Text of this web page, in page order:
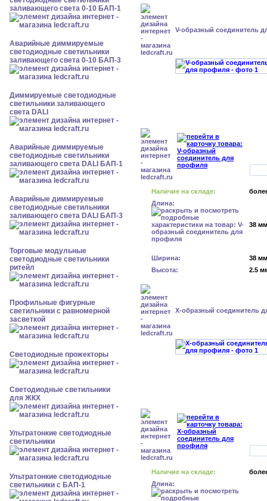
заливающего света 0-10 БАП-1
Аварийные диммируемые
светодиодные светильники
заливающего света 0-10 БАП-3
Диммируемые светодиодные
светильники заливающего
света DALI
Аварийные диммируемые
светодиодные светильники
заливающего света DALI БАП-1
Аварийные диммируемые
светодиодные светильники
заливающего света DALI БАП-3
Торговые модульные
светодиодные светильники
ритейл
Профильные фигурные
светильники с равномерной
засветкой
Светодиодные прожекторы
Светодиодные светильники
для ЖКХ
Ультратонкие светодиодные
светильники
Ультратонкие светодиодные
светильники с БАП-1
V-образный соединитель
Наличие на складе:
Длина:
38 мм
Ширина:
38 мм
Высота:
2.5
X-образный соединитель
Наличие на складе:
Длина: